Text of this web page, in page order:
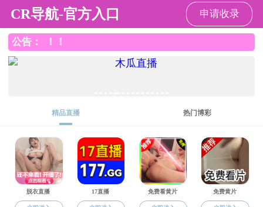
黑料网
黑料网 黑料网概况 本科生教育 研究生教育